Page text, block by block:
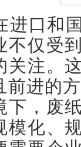
进口和
不仅受
关注。
前进的
下，废
模化、